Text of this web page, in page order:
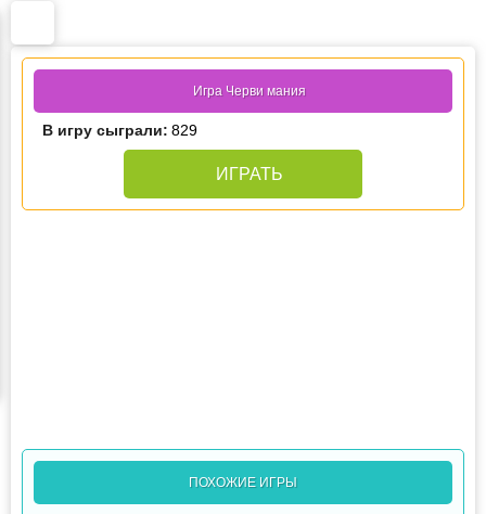
Игра Черви мания
В игру сыграли: 829
ИГРАТЬ
ПОХОЖИЕ ИГРЫ